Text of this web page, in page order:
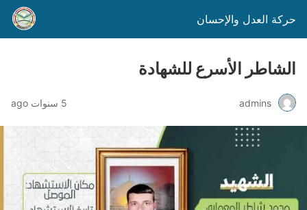
حركة العدل والإحسان
الشاطر الأسرع للشهادة
admins 5 سنوات ago